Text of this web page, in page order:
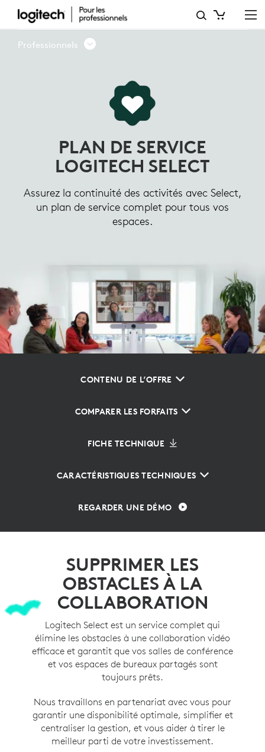
PLAN
DE
LOGITECH SELECT
Professionnels
PLAN DE SERVICE
LOGITECH SELECT
Assurez la continuité des activités avec Select,
un plan de service complet pour tous vos
espaces.
CONTENU DE L’OFFRE
COMPARER LES FORFAITS
FICHE TECHNIQUE
CARACTÉRISTIQUES TECHNIQUES
REGARDER UNE DÉMO
SUPPRIMER LES
OBSTACLES À LA
COLLABORATION
Logitech Select est un service complet qui
élimine les obstacles à une collaboration vidéo
efficace et garantit que vos salles de conférence
et vos espaces de bureaux partagés sont
toujours prêts.
Nous travaillons en partenariat avec vous pour
garantir une disponibilité optimale, simplifier et
centraliser la gestion, et vous aider à tirer le
meilleur parti de votre investissement.